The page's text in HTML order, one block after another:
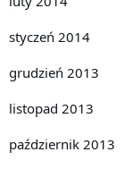
styczeń 2014
grudzień 2013
listopad 2013
październik 2013